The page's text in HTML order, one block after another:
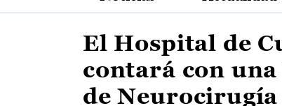
El Hospital de
contará con
de Neurocirugía